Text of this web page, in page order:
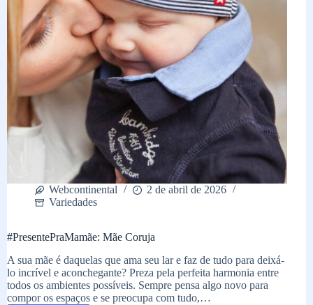
Webcontinental
2 de abril de 2026
Variedades
#PresentePraMamãe: Mãe Coruja
A sua mãe é daquelas que ama seu lar e faz de tudo para deixá-
lo incrível e aconchegante? Preza pela perfeita harmonia entre
todos os ambientes possíveis. Sempre pensa algo novo para
compor os espaços e se preocupa com tudo,…